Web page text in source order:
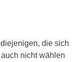
die sich
nicht wählen